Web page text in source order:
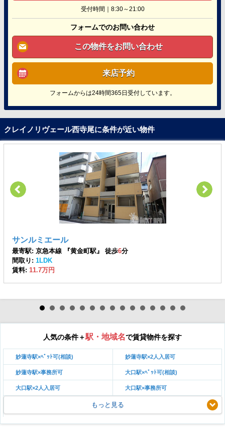
受付時間｜8:30～21:00
フォームでのお問い合わせ
この物件をお問い合わせ
来店予約
フォームからは24時間365日受付しています。
クレイノリヴェール西寺尾に条件が近い物件
サンルミエール
最寄駅: 京急本線 『黄金町駅』 徒歩6分
間取り: 1LDK
賃料: 11.7万円
人気の条件＋駅・地域名で賃貸物件を探す
妙蓮寺駅×ﾍﾟｯﾄ可(相談) 妙蓮寺駅×2人入居可
妙蓮寺駅×事務所可 大口駅×ﾍﾟｯﾄ可(相談)
大口駅×2人入居可 大口駅×事務所可
もっと見る